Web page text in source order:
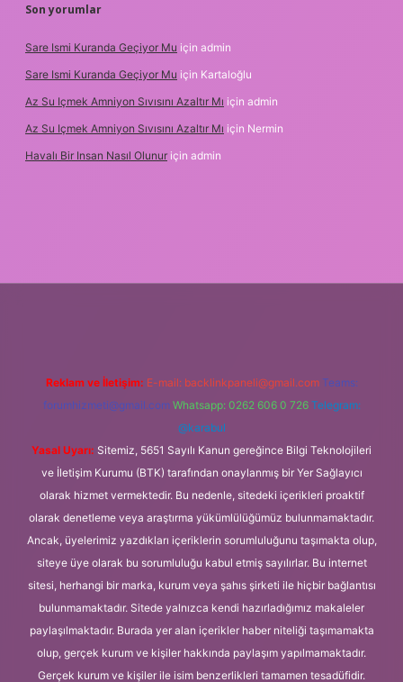
Son yorumlar
Sare Ismi Kuranda Geçiyor Mu için admin
Sare Ismi Kuranda Geçiyor Mu için Kartaloğlu
Az Su Içmek Amniyon Sıvısını Azaltır Mı için admin
Az Su Içmek Amniyon Sıvısını Azaltır Mı için Nermin
Havalı Bir Insan Nasıl Olunur için admin
Reklam ve İletişim: E-mail: backlinkpaneli@gmail.com Teams:
forumhizmeti@gmail.com Whatsapp: 0262 606 0 726 Telegram:
@karabul
Yasal Uyarı: Sitemiz, 5651 Sayılı Kanun gereğince Bilgi Teknolojileri
ve İletişim Kurumu (BTK) tarafından onaylanmış bir Yer Sağlayıcı
olarak hizmet vermektedir. Bu nedenle, sitedeki içerikleri proaktif
olarak denetleme veya araştırma yükümlülüğümüz bulunmamaktadır.
Ancak, üyelerimiz yazdıkları içeriklerin sorumluluğunu taşımakta olup,
siteye üye olarak bu sorumluluğu kabul etmiş sayılırlar. Bu internet
sitesi, herhangi bir marka, kurum veya şahıs şirketi ile hiçbir bağlantısı
bulunmamaktadır. Sitede yalnızca kendi hazırladığımız makaleler
paylaşılmaktadır. Burada yer alan içerikler haber niteliği taşımamakta
olup, gerçek kurum ve kişiler hakkında paylaşım yapılmamaktadır.
Gerçek kurum ve kişiler ile isim benzerlikleri tamamen tesadüfidir.